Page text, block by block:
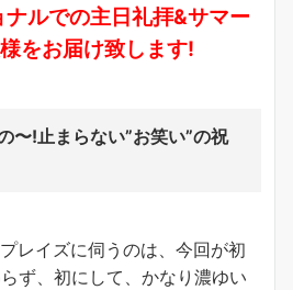
ルでの主日礼拝&サマー
をお届け致します!
〜!止まらない”お笑い”の祝
レイズに伺うのは、今回が初
ず、初にして、かなり濃ゆい